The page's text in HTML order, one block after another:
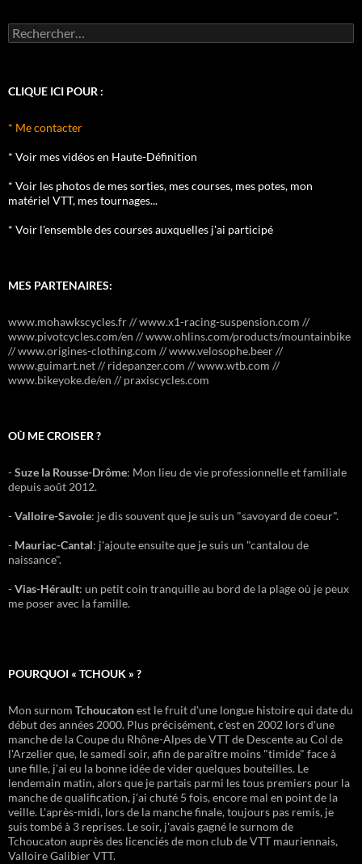
Rechercher :
CLIQUE ICI POUR :
* Me contacter
* Voir mes vidéos en Haute-Définition
* Voir les photos de mes sorties, mes courses, mes potes, mon
matériel VTT, mes tournages...
* Voir l'ensemble des courses auxquelles j'ai participé
MES PARTENAIRES:
www.mohawkscycles.fr // www.x1-racing-suspension.com //
www.pivotcycles.com/en // www.ohlins.com/products/mountainbike
// www.origines-clothing.com // www.velosophe.beer //
www.guimart.net // ridepanzer.com // www.wtb.com //
www.bikeyoke.de/en // praxiscycles.com
OÙ ME CROISER ?
-Suze la Rousse-Drôme: Mon lieu de vie professionnelle et familiale
depuis août 2012.
-Valloire-Savoie: je dis souvent que je suis un "savoyard de coeur".
- Mauriac-Cantal: j'ajoute ensuite que je suis un "cantalou de
naissance".
-Vias-Hérault: un petit coin tranquille au bord de la plage où je peux
me poser avec la famille.
POURQUOI « TCHOUK » ?
Mon surnom Tchoucatonest le fruit d'une longue histoire qui date du
début des années 2000. Plus précisément, c'est en 2002 lors d'une
manche de la Coupe du Rhône-Alpes de VTT de Descente au Col de
l'Arzelier que, le samedi soir, afin de paraître moins "timide" face à
une fille, j'ai eu la bonne idée de vider quelques bouteilles. Le
lendemain matin, alors que je partais parmi les tous premiers pour la
manche de qualification, j'ai chuté 5 fois, encore mal en point de la
veille. L'après-midi, lors de la manche finale, toujours pas remis, je
suis tombé à 3 reprises. Le soir, j'avais gagné le surnom de
Tchoucaton auprès des licenciés de mon club de VTT mauriennais,
Valloire Galibier VTT.